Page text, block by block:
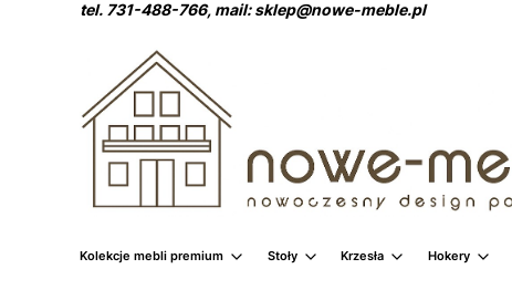
tel. 731-488-766, mail: sklep@nowe-meble.pl
Kolekcje mebli premium Stoły Krzesła Hokery